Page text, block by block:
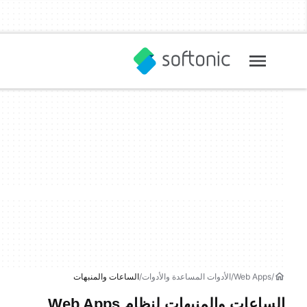
Web Apps الأدوات المساعدة والأدوات الساعات والمنبهات